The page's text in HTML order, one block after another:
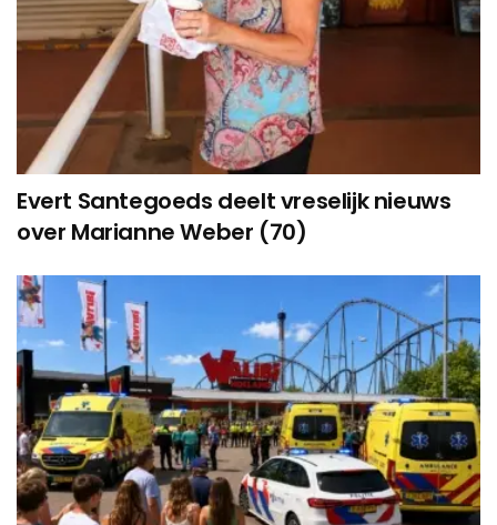
Evert Santegoeds deelt vreselijk nieuws
over Marianne Weber (70)